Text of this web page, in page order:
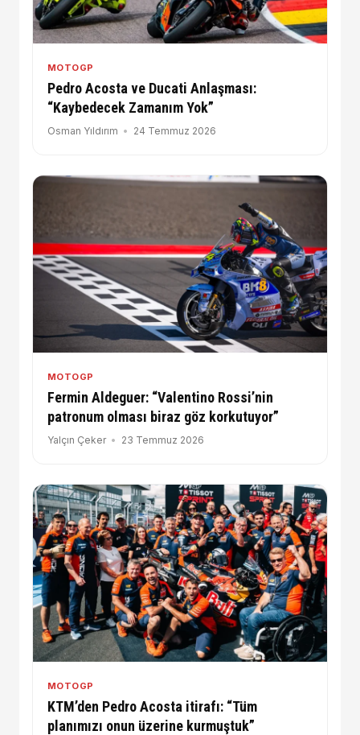
MOTOGP
Pedro Acosta ve Ducati Anlaşması:
“Kaybedecek Zamanım Yok”
Osman Yıldırım 24 Temmuz 2026
MOTOGP
Fermin Aldeguer: “Valentino Rossi’nin
patronum olması biraz göz korkutuyor”
Yalçın Çeker 23 Temmuz 2026
MOTOGP
KTM’den Pedro Acosta itirafı: “Tüm
planımızı onun üzerine kurmuştuk”